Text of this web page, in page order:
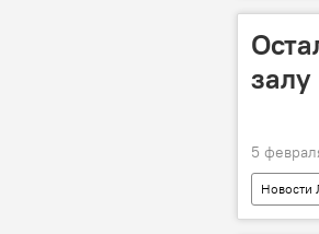
залу
5
Новости